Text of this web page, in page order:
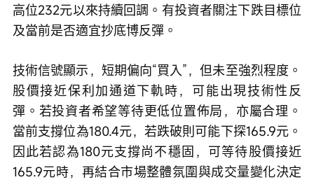
高位232元以來持續回調。有投資者關注下跌目標位
及當前是否適宜抄底博反彈。
技術信號顯示，短期偏向“買入”，但未至強烈程度。
股價接近保利加通道下軌時，可能出現技術性反
彈。若投資者希望等待更低位置佈局，亦屬合理。
當前支撐位為180.4元，若跌破則可能下探165.9元。
因此若認為180元支撐尚不穩固，可等待股價接近
165.9元時，再結合市場整體氛圍與成交量變化決定